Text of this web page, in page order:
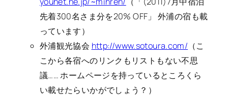
先着300名さま分を20% OFF」 外浦の宿も載
っています）
外浦観光協会 http://www.sotoura.com/ （こ
こから各宿へのリンクもリストもない不思
議…… ホームページを持っているところくら
い載せたらいかがでしょう？）